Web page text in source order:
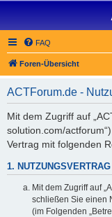
FAQ
Foren-Übersicht
ACTForum.de -
Mit dem Zugriff auf
solution.com/
Vertrag mit folgenden
1. NUTZUNGSVERTRAG
Mit dem Zugriff auf
schließen Sie einen
(im Folgenden